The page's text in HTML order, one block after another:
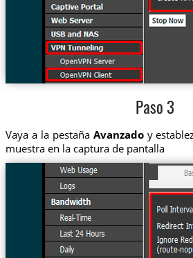
Paso 3
Vaya a la pestaña Avanzadoy
muestra en la captura de pantalla